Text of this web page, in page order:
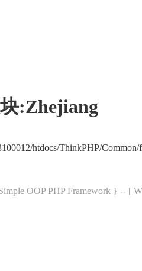
:Zhejiang
htdocs/ThinkPHP/
OOP PHP Framework } -- [